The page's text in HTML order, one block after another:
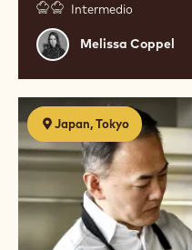
Intermedio
Melissa
Coppel
Melissa Coppel
Japan, Tokyo
ビ
ギ
ナ
ー
向
け
チ